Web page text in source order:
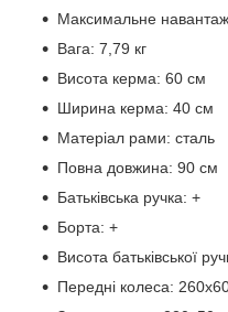
Максимальне
Вага: 7,79 кг
Висота керма: 60 см
Ширина керма: 40 см
Матеріал рами: сталь
Повна довжина: 90 см
Батьківська ручка: +
Борта: +
Висота батьківської
Передні колеса: